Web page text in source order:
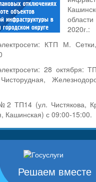
2020г.:
КТП М.
28 октября:
ТП14 (ул. Чистякова,
Кашинская) с 09:00-15:00.
Решаем вместе